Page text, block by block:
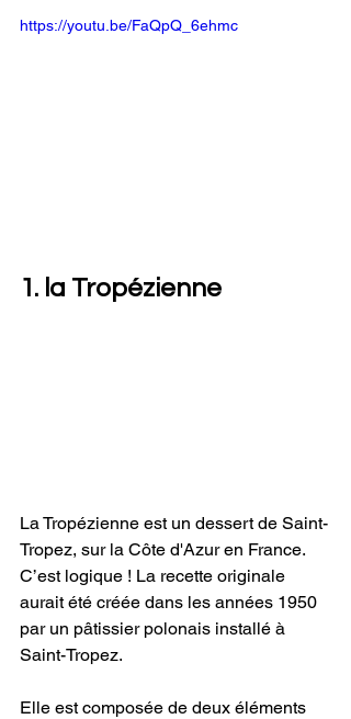
https://youtu.be/FaQpQ_6ehmc
1. la Tropézienne
La Tropézienne est un dessert de Saint-
Tropez, sur la Côte d'Azur en France.
C’est logique ! La recette originale
aurait été créée dans les années 1950
par un pâtissier polonais installé à
Saint-Tropez.
Elle est composée de deux éléments